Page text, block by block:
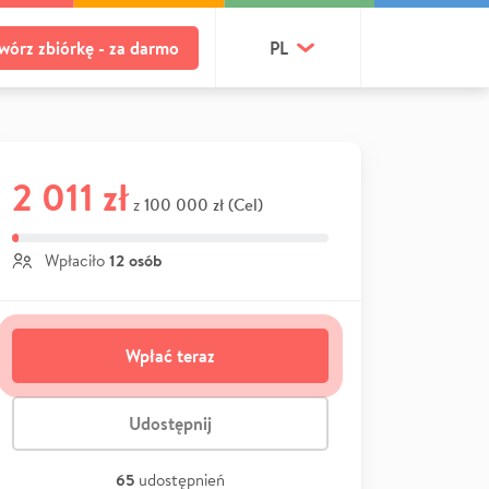
zbiórkę - za darmo PL
2 011 zł z 100 000 zł (Cel)
Wpłaciło 12 osób
Wpłać teraz
Udostępnij
65 udostępnień